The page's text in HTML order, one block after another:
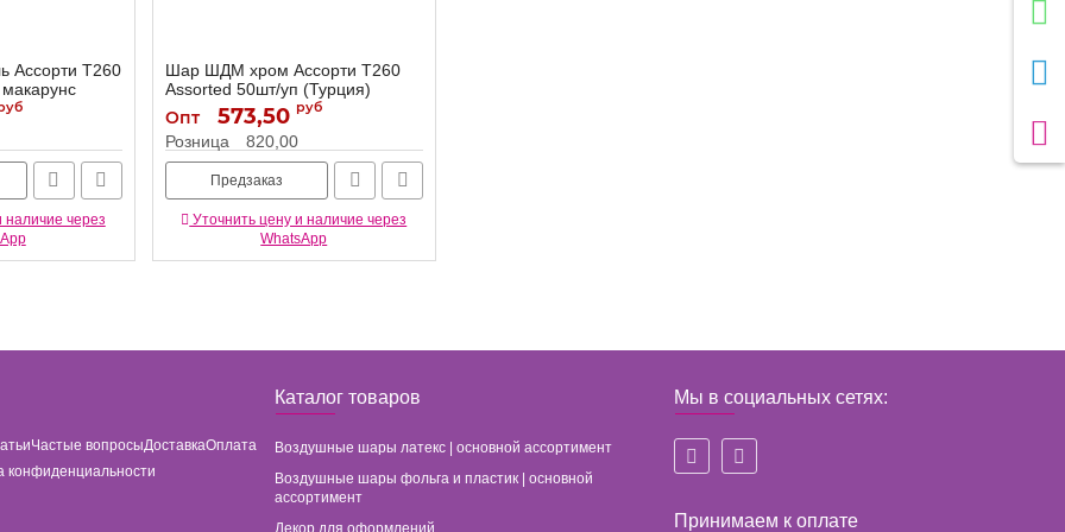
Ассорти Т260
через
Шар ШДМ хром Ассорти Т260
Assorted 50шт/уп (Турция)
8025000
8025000
Опт 573,50 руб
Розница 820,00
Предзаказ
Уточнить цену и наличие через
WhatsApp
Частые вопросыДоставкаОплата
конфиденциальности
Каталог товаров
Воздушные шары латекс | основной ассортимент
Воздушные шары фольга и пластик | основной
ассортимент
Декор для оформлений
Мы в социальных сетях:
Принимаем к оплате